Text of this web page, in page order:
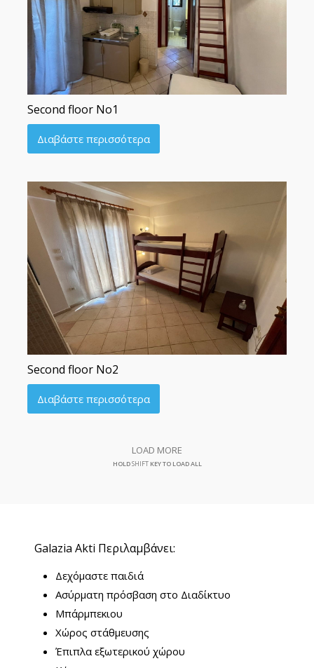
Second floor No1
Διαβάστε περισσότερα
Second floor No2
Διαβάστε περισσότερα
LOAD MORE
HOLDSHIFTKEY TO LOAD ALL
Galazia Akti Περιλαμβάνει:
Δεχόμαστε παιδιά
Ασύρματη πρόσβαση στο Διαδίκτυο
Μπάρμπεκιου
Χώρος στάθμευσης
Έπιπλα εξωτερικού χώρου